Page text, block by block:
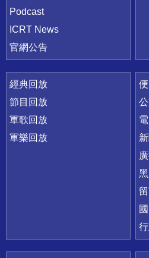
Podcast
ICRT News
官網公告
經典回放
節目回放
軍歌回放
軍樂回放